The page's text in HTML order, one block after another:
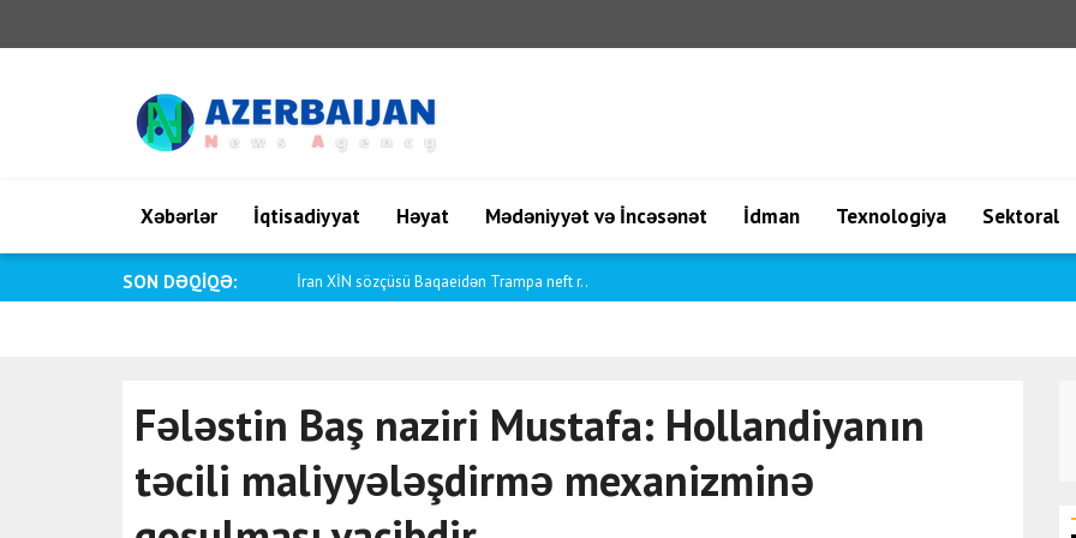
Xəbərlər İqtisadiyyat Həyat Mədəniyyət və İncəsənət İdman Texnologiya Sektoral
SON DƏQİQƏ: Saar: Argentina ilə münasibətləri daha d..
Fələstin Baş naziri Mustafa: Hollandiyanın
təcili maliyyələşdirmə mexanizminə